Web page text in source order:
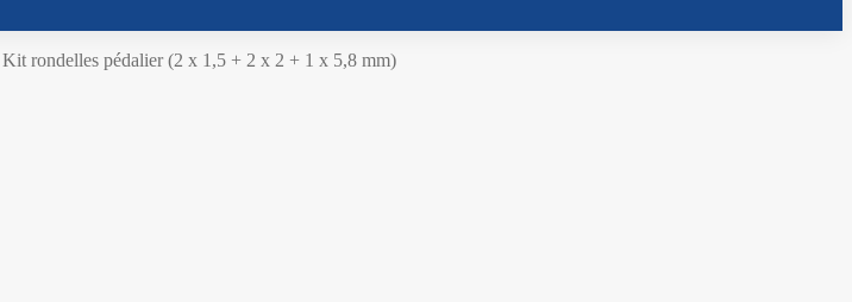
Kit rondelles pédalier (2 x 1,5 + 2 x 2 + 1 x 5,8 mm)